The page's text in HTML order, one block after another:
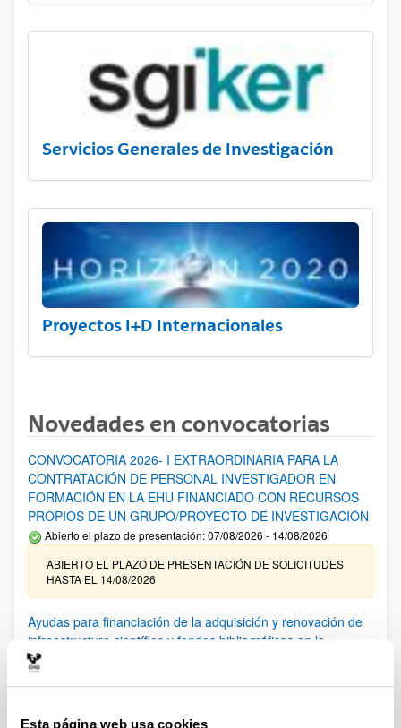
Esta página web usa cookies
Servicios Generales de Investigación
Proyectos I+D Internacionales
Novedades en convocatorias
CONVOCATORIA 2026- I EXTRAORDINARIA PARA LA
CONTRATACIÓN DE PERSONAL INVESTIGADOR EN
FORMACIÓN EN LA EHU FINANCIADO CON RECURSOS
PROPIOS DE UN GRUPO/PROYECTO DE INVESTIGACIÓN
Abierto el plazo de presentación: 07/08/2026 - 14/08/2026
ABIERTO EL PLAZO DE PRESENTACIÓN DE SOLICITUDES
HASTA EL 14/08/2026
Ayudas para financiación de la adquisición y renovación de
infraestructura científica y fondos bibliográficos en la
UPV/EHU 2026
solicitudes admitidas y excluidas. 23/03/2026: Relación